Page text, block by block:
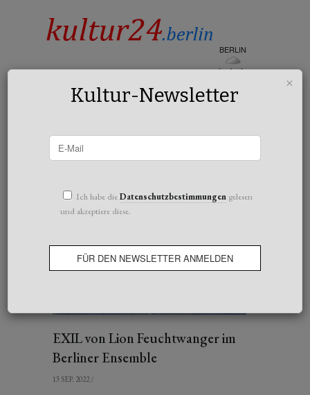
BERLIN
bedeckt
EXIL von Lion Feuchtwanger im
Berliner Ensemble
13 SEP. 2022 /
Kultur-Newsletter
Ich habe dieDatenschutzbestimmungengelesen
und akzeptiere diese.
×